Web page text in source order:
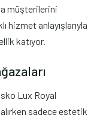
müşterilerini
hizmet anlayışlarıyla
katıyor.
Lux Royal
sadece estetik